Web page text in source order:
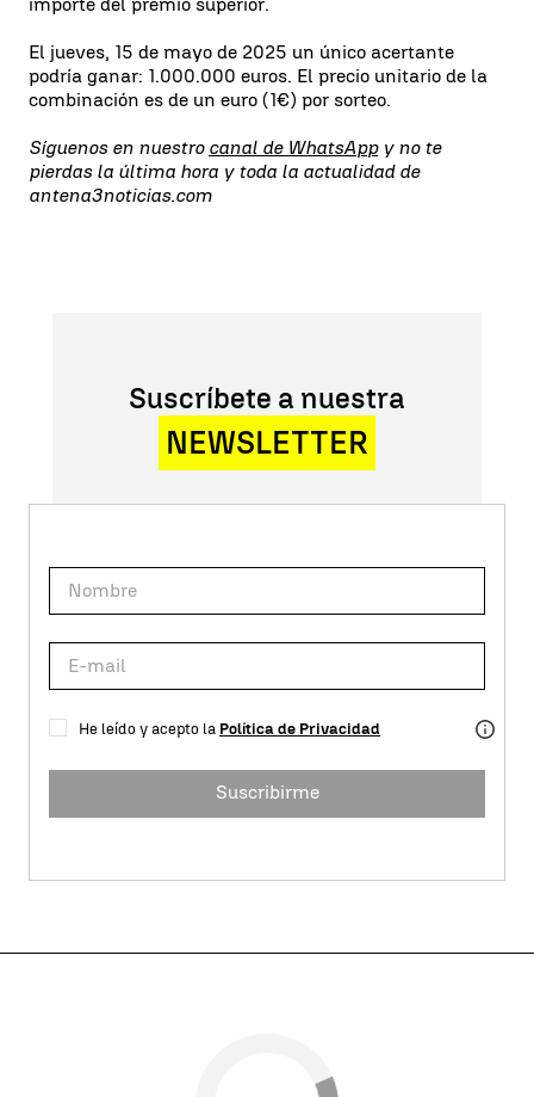
El jueves, 15 de mayo de 2025 un único acertante
podría ganar: 1.000.000 euros. El precio unitario de la
combinación es de un euro (1€) por sorteo.
Síguenos en nuestro canal de WhatsAppy no te
pierdas la última hora y toda la actualidad de
antena3noticias.com
Suscríbete a nuestra
NEWSLETTER
He leído y acepto la Política de Privacidad
Suscribirme